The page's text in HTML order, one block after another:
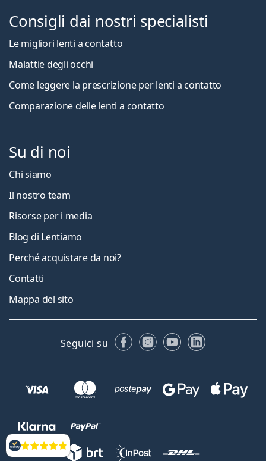
Valutazione
Consigli dai nostri specialisti
Le migliori lenti a contatto
Malattie degli occhi
Come leggere la prescrizione per lenti a contatto
Comparazione delle lenti a contatto
Su di noi
Chi siamo
Il nostro team
Risorse per i media
Blog di Lentiamo
Perché acquistare da noi?
Contatti
Mappa del sito
Seguici su FacebookInstagram
YouTubeLinkedIn